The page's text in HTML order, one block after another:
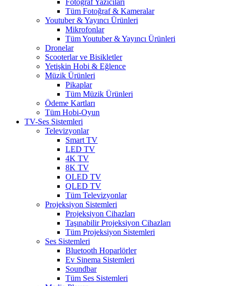
Fotoğraf Yazıcıları
Tüm Fotoğraf & Kameralar
Youtuber & Yayıncı Ürünleri
Mikrofonlar
Tüm Youtuber & Yayıncı Ürünleri
Dronelar
Scooterlar ve Bisikletler
Yetişkin Hobi & Eğlence
Müzik Ürünleri
Pikaplar
Tüm Müzik Ürünleri
Ödeme Kartları
Tüm Hobi-Oyun
TV-Ses Sistemleri
Televizyonlar
Smart TV
LED TV
4K TV
8K TV
OLED TV
QLED TV
Tüm Televizyonlar
Projeksiyon Sistemleri
Projeksiyon Cihazları
Taşınabilir Projeksiyon Cihazları
Tüm Projeksiyon Sistemleri
Ses Sistemleri
Bluetooth Hoparlörler
Ev Sinema Sistemleri
Soundbar
Tüm Ses Sistemleri